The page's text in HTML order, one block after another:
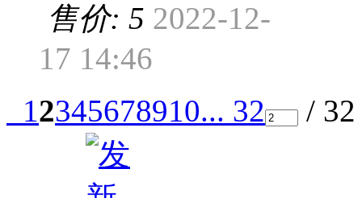
售价: 5 2022-12-
17 14:46
12345678910... 32 /